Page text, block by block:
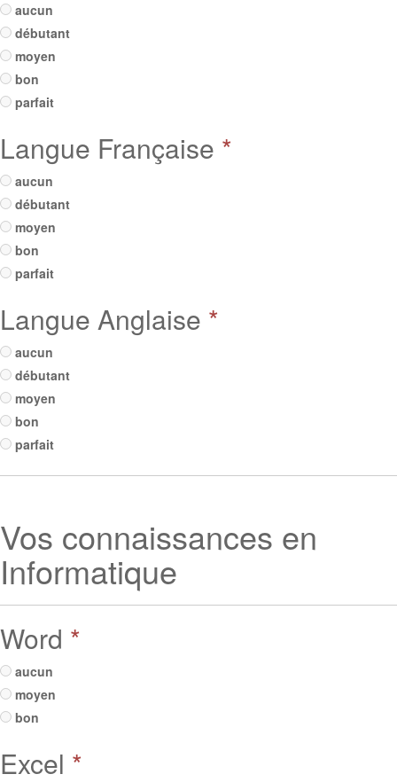
aucun
débutant
moyen
bon
parfait
Langue Française *
aucun
débutant
moyen
bon
parfait
Langue Anglaise *
aucun
débutant
moyen
bon
parfait
Vos connaissances en
Informatique
Word *
aucun
moyen
bon
Excel *